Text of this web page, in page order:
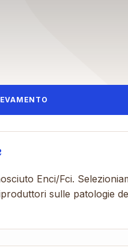
Enci/Fci.
sulle patologie